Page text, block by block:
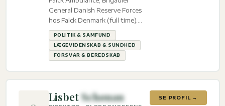
General Danish Reserve Forces
hos Falck Denmark (full time).
Danish Defence (only as a
reservist) med ekspertise inden
for Politik & Samfund,
Lægevidenskab & sundhed og
Forsvar & beredskab.
POLITIK & SAMFUND
LÆGEVIDENSKAB & SUNDHED
FORSVAR & BEREDSKAB
LisbetSchønau SE PROFIL →